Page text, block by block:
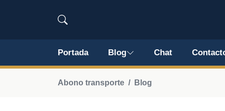
Portada Blog Chat
Abono transporte Blog